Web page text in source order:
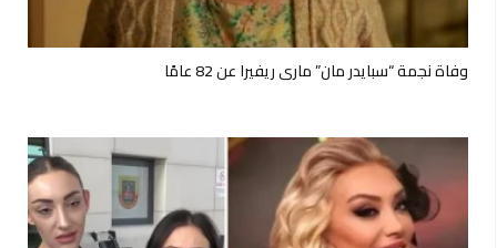
وفاة نجمة “سبايدر مان” ماري ريفيرا عن 82 عامًا